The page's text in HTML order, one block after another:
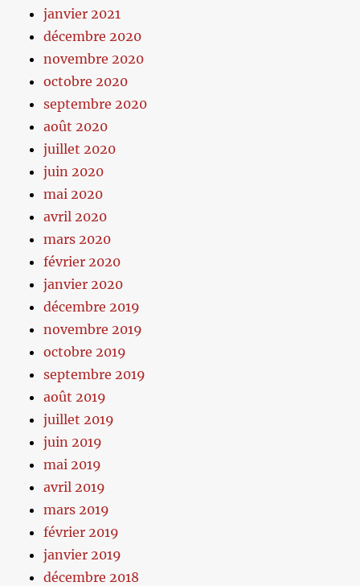
janvier 2021
décembre 2020
novembre 2020
octobre 2020
septembre 2020
août 2020
juillet 2020
juin 2020
mai 2020
avril 2020
mars 2020
février 2020
janvier 2020
décembre 2019
novembre 2019
octobre 2019
septembre 2019
août 2019
juillet 2019
juin 2019
mai 2019
avril 2019
mars 2019
février 2019
janvier 2019
décembre 2018